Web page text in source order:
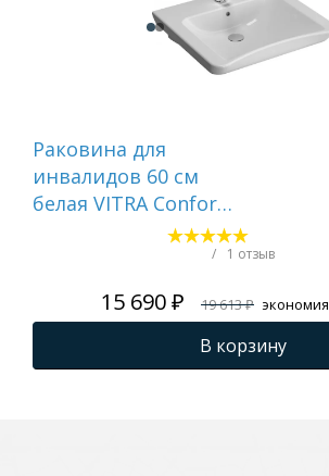
Раковина для
инвалидов 60 см
белая VITRA Conforma
5289B003-0001
/ 1 отзыв
15 690 ₽ 19 613 ₽ экономия
В корзину